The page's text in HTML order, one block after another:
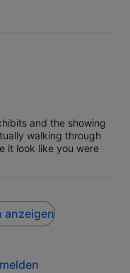
and the showing
walking through
it look like you were
anzeigen